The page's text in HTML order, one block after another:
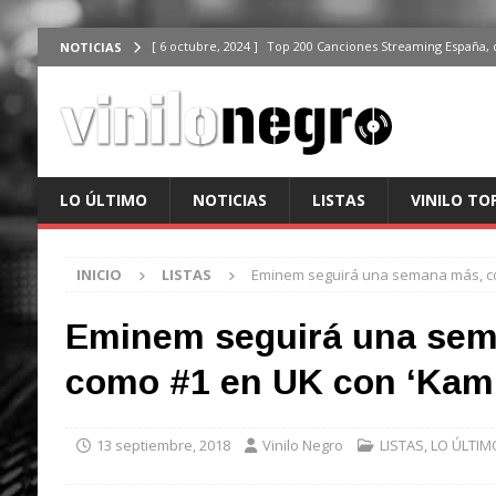
NOTICIAS [ 6 octubre, 2024 ] Top 200 Canciones Streaming
[ 3 octubre, 2024 ] Top 100 Artistas Españoles
[ 2 octubre, 2024 ] Top 100 Artistas Internacionales
ÚLTIMO
[ 6 octubre, 2024 ] Top 200 Canciones España, del 30
LO ÚLTIMO NOTICIAS LISTAS VINILO
INICIO LISTAS Eminem seguirá una semana más,
Eminem seguirá una
como #1 en UK con
13 septiembre, 2018 Vinilo Negro LISTAS, LO